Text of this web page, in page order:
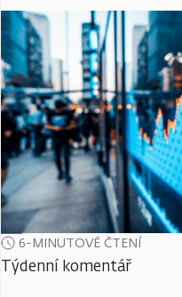
6-MINUTOVÉ ČTENÍ
Týdenní komentář